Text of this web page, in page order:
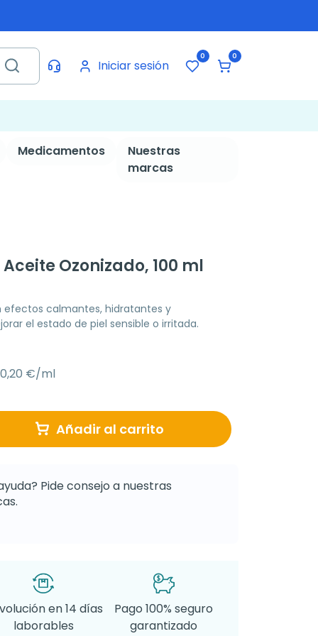
Iniciar sesión
0 0
Medicamentos
Nuestras
marcas
Ozonizado, 100 ml
efectos calmantes, hidratantes y
el estado de piel sensible o irritada.
0,20 €/ml
Añadir al carrito
Pide consejo a nuestras
en 14 días
laborables
Pago 100% seguro
garantizado